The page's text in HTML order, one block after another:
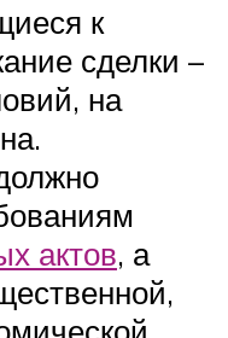
к
сделки –
на
актов, а